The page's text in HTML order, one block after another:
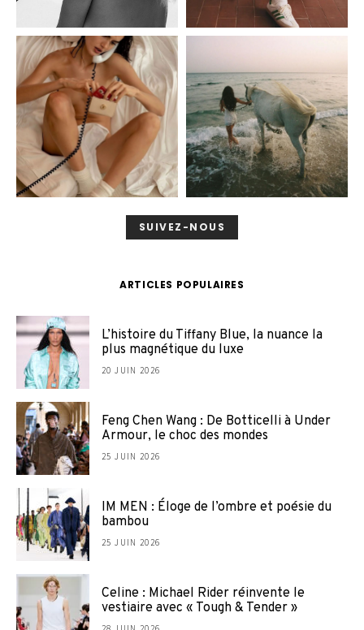
SUIVEZ-NOUS
ARTICLES POPULAIRES
L’histoire du Tiffany Blue, la nuance la
plus magnétique du luxe
20 JUIN 2026
Feng Chen Wang : De Botticelli à Under
Armour, le choc des mondes
25 JUIN 2026
IM MEN : Éloge de l’ombre et poésie du
bambou
25 JUIN 2026
Celine : Michael Rider réinvente le
vestiaire avec « Tough & Tender »